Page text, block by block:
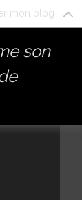
mon blog
son